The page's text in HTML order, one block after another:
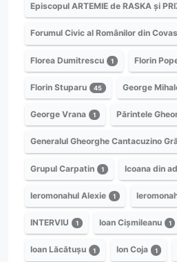
Episcopul ARTEMIE de RASKA și
Forumul Civic al Românilor din
Florea Dumitrescu 1 Florin
Florin Stuparu 45 George
George Vrana 1 Părintele
Generalul Gheorghe Cantacuzino
Grupul Carpatin 1 Icoana din
Ieromonahul Alexie 1
INTERVIU 1 Ioan Cișmileanu 1
Ioan Lăcătușu 1 Ion Coja 1